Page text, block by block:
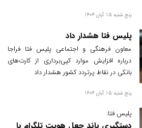
هنگام پرداخت در اماکن عمومی، کارت و رمز
پنج شنبه 15 آبان 1404
پلیس فتا هشدار داد
معاون فرهنگی و اجتماعی پلیس فتا فراجا
درباره افزایش موارد کپی‌برداری از کارت‌های
بانکی در نقاط پرتردد کشور هشدار داد
پنج شنبه 15 آبان 1404
پلیس فتا: